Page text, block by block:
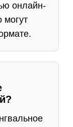
онлайн-
могут